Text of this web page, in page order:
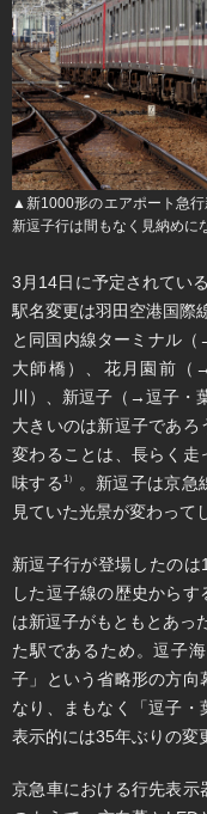
▲新1000形のエアポート急行
新逗子行は間もなく見納めに
3月14日に予定されてい
駅名変更は羽田空港国際
と同国内線ターミナル
大師橋）、花月園前
川）、新逗子（→逗子・
大きいのは新逗子であ
変わることは、長らく
味する 1）
。新逗子は京急
見ていた光景が変わって
新逗子行が登場したの
した逗子線の歴史から
は新逗子がもともとあっ
た駅であるため。逗子
子」という省略形の方向
なり、まもなく「逗子
表示的には35年ぶりの変
京急車における行先表